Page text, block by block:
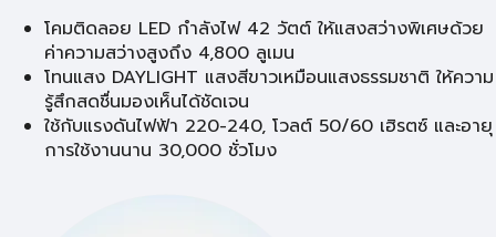
โคมติดลอย LED กำลังไฟ 42 วัตต์ ให้แสงสว่างพิเศษด้วย
ค่าความสว่างสูงถึง 4,800 ลูเมน
โทนแสง DAYLIGHT แสงสีขาวเหมือนแสงธรรมชาติ ให้ความ
รู้สึกสดชื่นมองเห็นได้ชัดเจน
ใช้กับแรงดันไฟฟ้า 220-240, โวลต์ 50/60 เฮิรตซ์ และอายุ
การใช้งานนาน 30,000 ชั่วโมง